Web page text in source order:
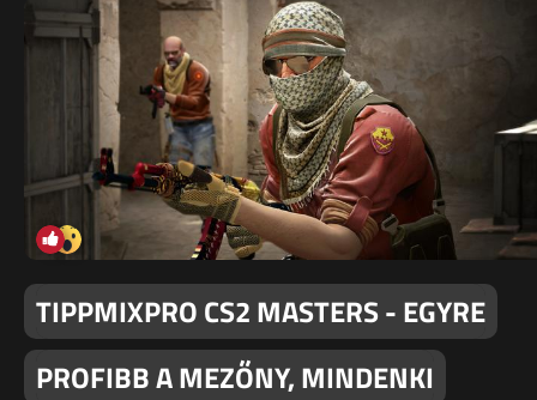
TIPPMIXPRO CS2 MASTERS - EGYRE
PROFIBB A MEZŐNY, MINDENKI